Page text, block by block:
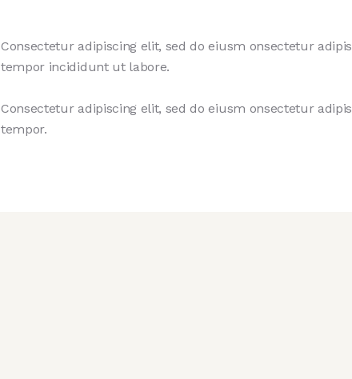
Consectetur adipiscing elit, sed do eiusm onsectetur
tempor incididunt ut labore.
Consectetur adipiscing elit, sed do eiusm onsectetur
tempor.